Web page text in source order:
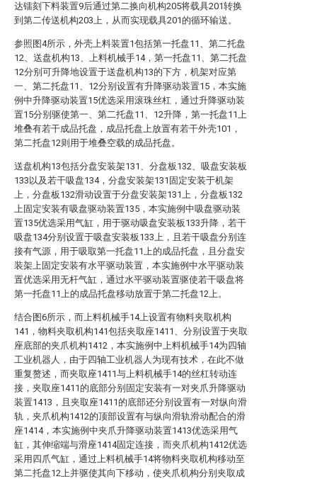
达镭刻下料装置9后通过第二换向机构205将载具201转换
到第二传送机构203上，从而实现载具201的循环输送。
参照图4所示，外壳上料装置1包括第一托盘11、第二托盘
12、送盘机构13、上料机械手14，第一托盘11、第二托盘
12分别可升降地设置于送盘机构13的下方，机架对应第
一、第二托盘11、12分别设置有升降驱动装置15，本实施
例中升降驱动装置15优选采用滚珠丝杠，通过升降驱动装
置15分别驱使第一、第二托盘11、12升降，第一托盘11上
堆叠有若干成品托盘，成品托盘上放置有若干外壳101，
第二托盘12则用于堆叠空载的成品托盘。
送盘机构13包括分盘安装架131、分盘板132、吸盘安装板
133以及若干吸盘134，分盘安装架131固定安装于机架
上，分盘板132滑动设置于分盘安装架131上，分盘板132
上固定安装有吸盘驱动装置135，本实施例中吸盘驱动装
置135优选采用气缸，用于驱动吸盘安装板133升降，若干
吸盘134分别设置于吸盘安装板133上，且若干吸盘分别连
接有气源，用于吸取第一托盘11上的成品托盘，且分盘安
装架上固定安装有水平驱动装置，本实施例中水平驱动装
置优选采用无杆气缸，通过水平驱动装置驱使若干吸盘将
第一托盘11上的成品托盘移动放置于第二托盘12上。
结合图6所示，而上料机械手14上设置有物料夹取机构
141，物料夹取机构141包括夹取座1411、分别设置于夹取
座底部的夹爪机构1412，本实施例中上料机械手14为四轴
工业机器人，由于四轴工业机器人为现有技术，在此不做
重复赘述，而夹取座1411与上料机械手14的丝杠转动连
接，夹取座1411的底部分别固定安装有一对夹爪升降驱动
装置1413，且夹取座1411的底部还分别设置有一对纵向滑
轨，夹爪机构1412的顶部设置有与纵向滑轨滑动配合的滑
座1414，本实施例中夹爪升降驱动装置1413优选采用气
缸，其伸缩端与滑座1414固定连接，而夹爪机构1412优选
采用四爪气缸，通过上料机械手14将物料夹取机构移动至
第二托盘12上并驱使其向下移动，使夹爪机构分别夹取成